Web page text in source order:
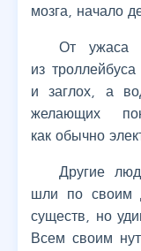
мозга, начало
От ужаса
из
и заглох, а
желающих
как обычно
Другие
шли по своим
существ, но
Всем своим